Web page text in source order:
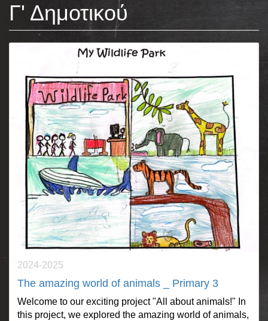
Γ' Δημοτικού
2024-2025
The amazing world of animals _ Primary 3
Welcome to our exciting project "All about animals!" In
this project, we explored the amazing world of animals,